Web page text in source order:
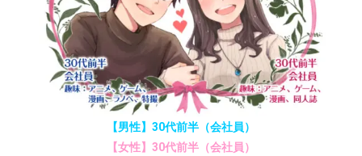
【男性】30代前半（会社員）
【女性】30代前半（会社員）